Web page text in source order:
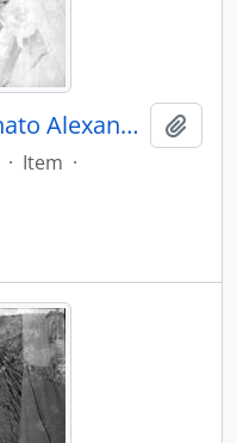
Festa de Natal no Externato Alexandre Herculano
· Item ·